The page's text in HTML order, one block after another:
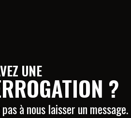
UNE
?
à nous laisser un message.